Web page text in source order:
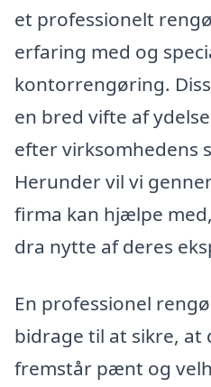
et professionelt
erfaring med og
kontorrengøring.
en bred vifte af
efter virksomhedens
Herunder vil vi
firma kan hjælpe
dra nytte af deres
En professionel
bidrage til at sikre,
fremstår pænt og